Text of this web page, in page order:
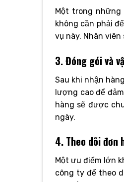
Một trong những
không cần phải
vụ này. Nhân
3. Đóng gói và
Sau khi nhận
lượng cao để
hàng sẽ được
ngày.
4. Theo dõi đơn
Một ưu điểm lớn
công ty để theo